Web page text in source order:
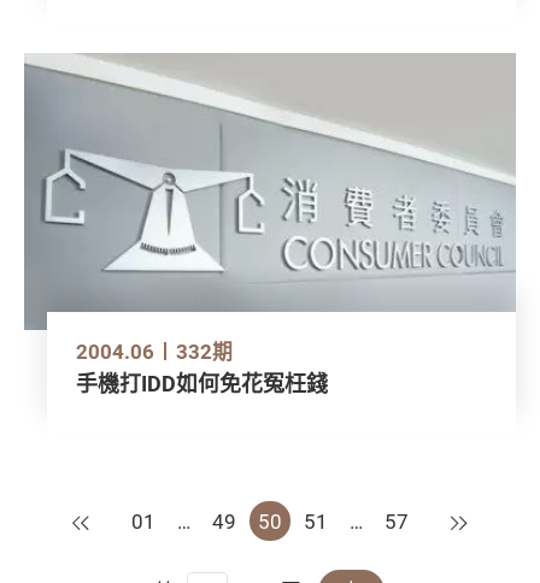
2004.06 332期
手機打IDD如何免花冤枉錢
上一頁
01 … 49 50 51 … 57 下一頁